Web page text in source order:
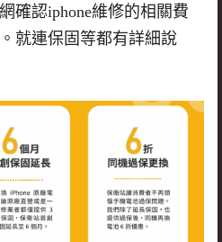
確認iphone維修的相關費
就連保固等都有詳細說